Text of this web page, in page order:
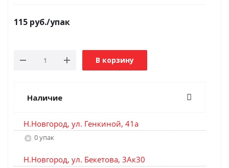
115 руб./упак
В корзину
Наличие
Н.Новгород, ул. Генкиной, 41а
0 упак
Н.Новгород, ул. Бекетова, 3Ак30